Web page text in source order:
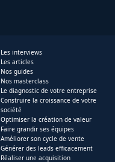
Les interviews
Les articles
Nos guides
Nos masterclass
Le diagnostic de votre entreprise
Construire la croissance de votre
société
Optimiser la création de valeur
Faire grandir ses équipes
Améliorer son cycle de vente
Générer des leads efficacement
Réaliser une acquisition